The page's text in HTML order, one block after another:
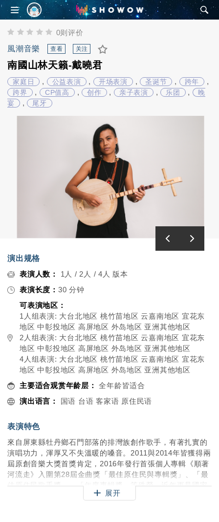
0则评价
風潮音樂
查看 关注
南國山林天籟-戴曉君
家庭日 , 公益表演 , 开场表演 , 圣诞节 , 跨年 ,
跨界 , CP值高 , 创作 , 亲子表演 , 乐团 ,
晚
宴
, 尾牙
演出规格
表演人数：
1人 / 2人 / 4人 版本
表演长度： 30 分钟
可表演地区：
1人组表演: 大台北地区 桃竹苗地区 云嘉南地区 宜花东
地区 中彰投地区 高屏地区 外岛地区 亚洲其他地区
2人组表演: 大台北地区 桃竹苗地区 云嘉南地区 宜花东
地区 中彰投地区 高屏地区 外岛地区 亚洲其他地区
4人组表演: 大台北地区 桃竹苗地区 云嘉南地区 宜花东
地区 中彰投地区 高屏地区 外岛地区 亚洲其他地区
主要适合观赏年龄层：
全年龄皆适合
演出语言：
国语 台语 客家语 原住民语
表演特色
來自屏東縣牡丹鄉石門部落的排灣族創作歌手，有著扎實的
演唱功力，渾厚又不失溫暖的嗓音。2011與2014年皆獲得兩
屆原創音樂大獎首獎肯定，2016年發行首張個人專輯《順著
河流走》入圍第28屆金曲獎「最佳原住民與專輯獎」、「最
佳原住民歌手獎」、「年度專輯獎」等殊榮，近年更是國家
級演出邀請對象，歷經2017總統府音樂會、20週年黃家古厝
展开